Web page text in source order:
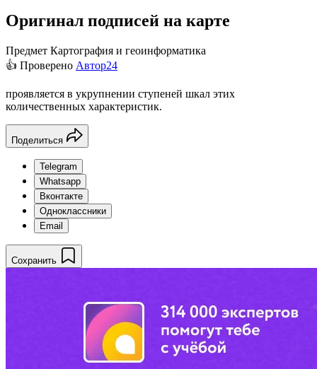
Оригинал подписей на карте
Предмет Картография и геоинформатика
👍 Проверено Автор24
проявляется в укрупнении ступеней шкал этих
количественных характеристик.
Поделиться
Telegram
Whatsapp
Вконтакте
Одноклассники
Email
Сохранить